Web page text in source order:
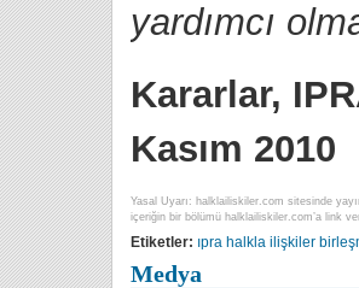
yardımcı
Kararlar,
Kasım 2010
Yasal Uyarı: halklailiskiler.com sitesinde
içeriğin bir bölümü halklailiskiler.com’a link
Etiketler: ıpra halkla ilişkiler
Medya